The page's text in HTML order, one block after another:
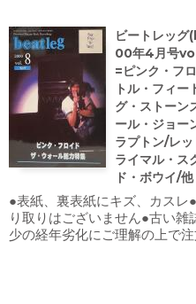
ビートレッ
00年4月号
=ピンク・フ
トル・フィ
グ・ストーン
ール・ジョー
ラプトン/レ
ライマル・ス
ド・ボウイ/他
●表紙、裏表紙にキズ、カス
り取りはございません●古い
少の経年劣化にご理解の上で注